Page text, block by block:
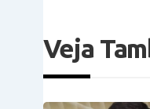
Veja